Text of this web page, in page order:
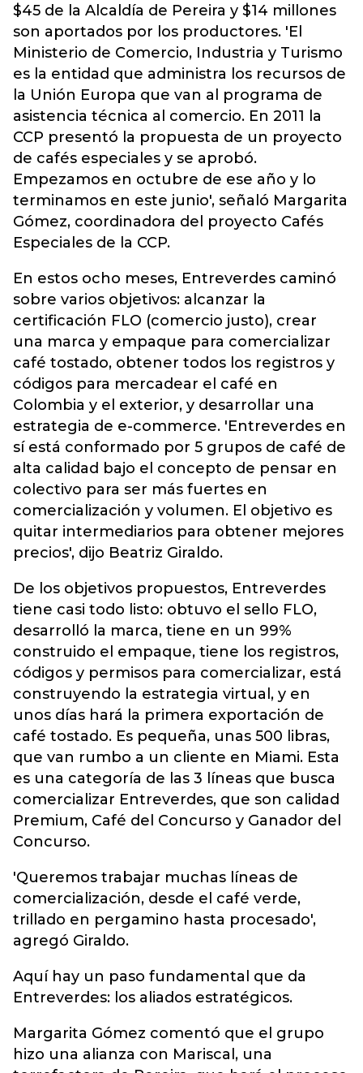
$45 de la Alcaldía de Pereira y $14 millones
son aportados por los productores. 'El
Ministerio de Comercio, Industria y Turismo
es la entidad que administra los recursos de
la Unión Europa que van al programa de
asistencia técnica al comercio. En 2011 la
CCP presentó la propuesta de un proyecto
de cafés especiales y se aprobó.
Empezamos en octubre de ese año y lo
terminamos en este junio', señaló Margarita
Gómez, coordinadora del proyecto Cafés
Especiales de la CCP.
En estos ocho meses, Entreverdes caminó
sobre varios objetivos: alcanzar la
certificación FLO (comercio justo), crear
una marca y empaque para comercializar
café tostado, obtener todos los registros y
códigos para mercadear el café en
Colombia y el exterior, y desarrollar una
estrategia de e-commerce. 'Entreverdes en
sí está conformado por 5 grupos de café de
alta calidad bajo el concepto de pensar en
colectivo para ser más fuertes en
comercialización y volumen. El objetivo es
quitar intermediarios para obtener mejores
precios', dijo Beatriz Giraldo.
De los objetivos propuestos, Entreverdes
tiene casi todo listo: obtuvo el sello FLO,
desarrolló la marca, tiene en un 99%
construido el empaque, tiene los registros,
códigos y permisos para comercializar, está
construyendo la estrategia virtual, y en
unos días hará la primera exportación de
café tostado. Es pequeña, unas 500 libras,
que van rumbo a un cliente en Miami. Esta
es una categoría de las 3 líneas que busca
comercializar Entreverdes, que son calidad
Premium, Café del Concurso y Ganador del
Concurso.
'Queremos trabajar muchas líneas de
comercialización, desde el café verde,
trillado en pergamino hasta procesado',
agregó Giraldo.
Aquí hay un paso fundamental que da
Entreverdes: los aliados estratégicos.
Margarita Gómez comentó que el grupo
hizo una alianza con Mariscal, una